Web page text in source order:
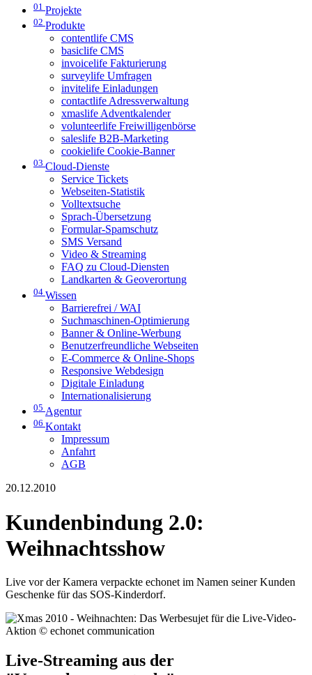
01 Projekte
02 Produkte
contentlife CMS
basiclife CMS
invoicelife Fakturierung
surveylife Umfragen
invitelife Einladungen
contactlife Adressverwaltung
xmaslife Adventkalender
volunteerlife Freiwilligenbörse
saleslife B2B-Marketing
cookielife Cookie-Banner
03 Cloud-Dienste
Service Tickets
Webseiten-Statistik
Volltextsuche
Sprach-Übersetzung
Formular-Spamschutz
SMS Versand
Video & Streaming
FAQ zu Cloud-Diensten
Landkarten & Geoverortung
04 Wissen
Barrierefrei / WAI
Suchmaschinen-Optimierung
Banner & Online-Werbung
Benutzerfreundliche Webseiten
E-Commerce & Online-Shops
Responsive Webdesign
Digitale Einladung
Internationalisierung
05 Agentur
06 Kontakt
Impressum
Anfahrt
AGB
20.12.2010
Kundenbindung 2.0:
Weihnachtsshow
Live vor der Kamera verpackte echonet im Namen seiner Kunden
Geschenke für das SOS-Kinderdorf.
Live-Streaming aus der